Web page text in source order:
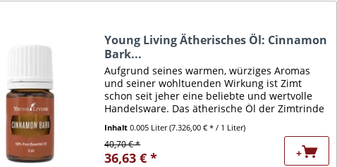
Young Living Ätherisches Öl: Cinnamon
Bark...
Aufgrund seines warmen, würziges Aromas
und seiner wohltuenden Wirkung ist Zimt
schon seit jeher eine beliebte und wertvolle
Handelsware. Das ätherische Öl der Zimtrinde
sicherzustellen,...
Inhalt0.005 Liter(7.326,00 € * / 1 Liter)
40,70 € *
36,63 € * +